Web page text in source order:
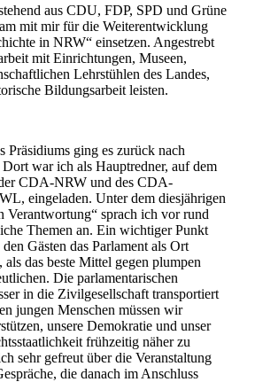
aus CDU, FDP, SPD und Grüne
mit mir für die Weiterentwicklung
in NRW“ einsetzen. Angestrebt
mit Einrichtungen, Museen,
Lehrstühlen des Landes,
Bildungsarbeit leisten.
Präsidiums ging es zurück nach
war ich als Hauptredner, auf dem
CDA-NRW und des CDA-
eingeladen. Unter dem diesjährigen
Verantwortung“ sprach ich vor rund
Themen an. Ein wichtiger Punkt
Gästen das Parlament als Ort
als das beste Mittel gegen plumpen
Die parlamentarischen
in die Zivilgesellschaft transportiert
jungen Menschen müssen wir
unsere Demokratie und unser
frühzeitig näher zu
sehr gefreut über die Veranstaltung
die danach im Anschluss